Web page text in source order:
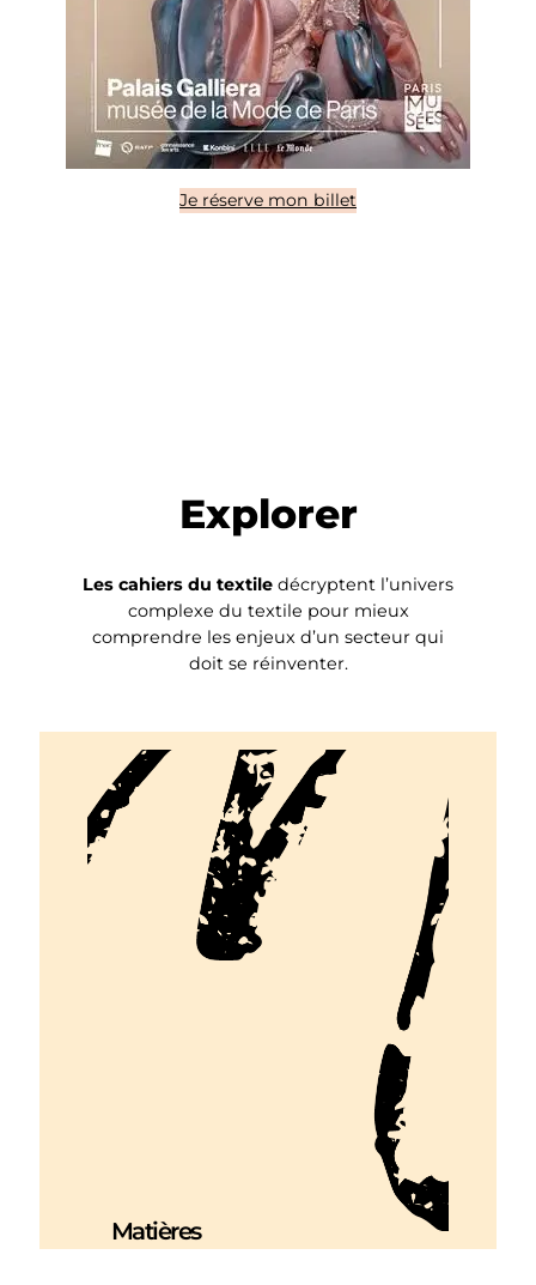
Je réserve mon billet
Explorer
Les cahiers du textile décryptent l’univers
complexe du textile pour mieux
comprendre les enjeux d’un secteur qui
doit se réinventer.
Matières